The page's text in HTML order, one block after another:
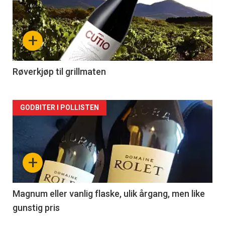
akkurat
nå
-
2
+
Røverkjøp til grillmaten
Forsiden
akkurat
nå
3
+
GODBITER I POLLISTEN
Magnum eller vanlig flaske, ulik årgang, men like
gunstig pris